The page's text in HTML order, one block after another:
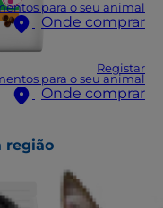
para o seu animal
Onde comprar
Registar
para o seu animal
Onde comprar
região